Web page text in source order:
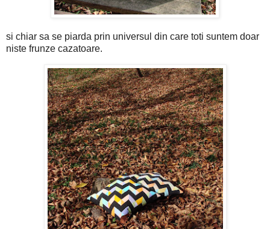
si chiar sa se piarda prin universul din care toti suntem doar
niste frunze cazatoare.